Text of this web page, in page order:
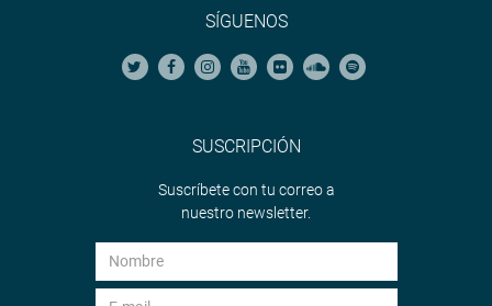
SÍGUENOS
SUSCRIPCIÓN
Suscríbete con tu correo a
nuestro newsletter.